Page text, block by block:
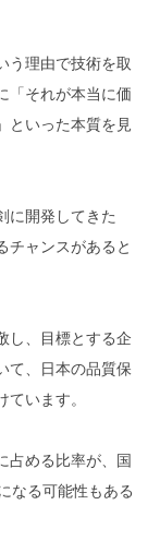
う理由で技術を取
「それが本当に価
といった本質を見
に開発してきた
チャンスがあると
し、目標とする企
て、日本の品質保
います。
占める比率が、国
なる可能性もある